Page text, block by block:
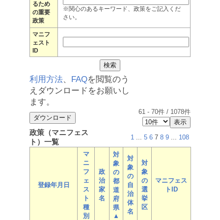
るため
の重要
政策
※関心のあるキーワード、政策をご記入くだ
さい。
マニフ
ェスト
ID
利用方法、 FAQを閲覧のう
えダウンロードをお願いし
ます。
61 - 70件 / 1078件
政策（マニフェス
ト）一覧
1 ... 5 6 7 8 9 ... 108
登録年月日
マ
ニ
フ
ェ
ス
ト
種
別
政
治
家
名
対
象
の
都
道
府
県
▲
対
象
の
自
治
体
名
対
象
の
選
挙
区
マニフェス
トID